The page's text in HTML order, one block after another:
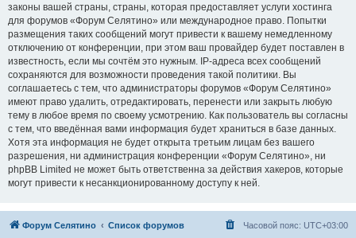
законы вашей страны, страны, которая предоставляет услуги хостинга
для форумов «Форум Селятино» или международное право. Попытки
размещения таких сообщений могут привести к вашему немедленному
отключению от конференции, при этом ваш провайдер будет поставлен в
известность, если мы сочтём это нужным. IP-адреса всех сообщений
сохраняются для возможности проведения такой политики. Вы
соглашаетесь с тем, что администраторы форумов «Форум Селятино»
имеют право удалить, отредактировать, перенести или закрыть любую
тему в любое время по своему усмотрению. Как пользователь вы согласны
с тем, что введённая вами информация будет храниться в базе данных.
Хотя эта информация не будет открыта третьим лицам без вашего
разрешения, ни администрация конференции «Форум Селятино», ни
phpBB Limited не может быть ответственна за действия хакеров, которые
могут привести к несанкционированному доступу к ней.
Форум Селятино Список форумов Часовой пояс: UTC+03:00